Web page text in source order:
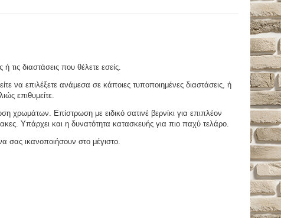
τις διαστάσεις που θέλετε εσείς.
να επιλέξετε ανάμεσα σε κάποιες τυποποιημένες διαστάσεις, ή
επιθυμείτε.
Επίστρωση με ειδικό σατινέ βερνίκι για επιπλέον
Υπάρχει και η δυνατότητα κατασκευής για πιο παχύ τελάρο.
σας ικανοποιήσουν στο μέγιστο.